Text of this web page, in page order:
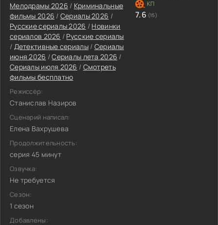
Мелодрамы 2026 / Криминальные
фильмы 2026 / Сериалы 2026 /
Русские сериалы 2026 / Новинки
сериалов 2026 / Русские сериалы
/ Детективные сериалы/ Сериалы
июня 2026 /Сериалы лета 2026 /
Сериалы июля 2026 / Смотреть
фильмы бесплатно
Режиссёр:
Станислав Назиров
Сценарий написал:
Елена Вахрушева
Продолжительность:
серия 45 минут
Озвучка:
Не требуется
Сезон:
1 сезон
Добавлены:
7.6 (15)